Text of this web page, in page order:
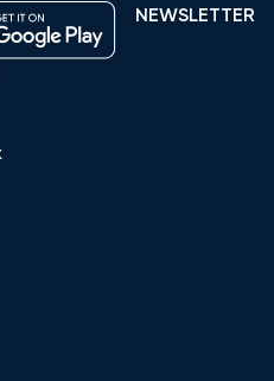
NEWSLETTER